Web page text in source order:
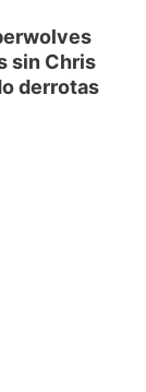
sin Chris
derrotas